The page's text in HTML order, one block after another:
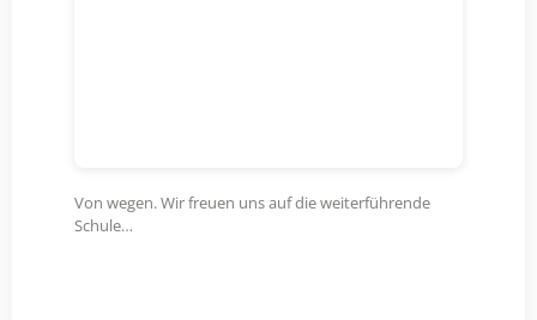
Von wegen. Wir freuen uns auf die weiterführende
Schule…